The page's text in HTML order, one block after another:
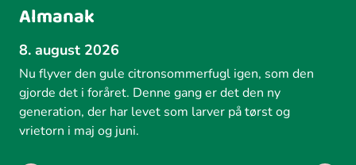
Almanak
8. august 2026
Nu flyver den gule citronsommerfugl igen, som den
gjorde det i foråret. Denne gang er det den ny
generation, der har levet som larver på tørst og
vrietorn i maj og juni.